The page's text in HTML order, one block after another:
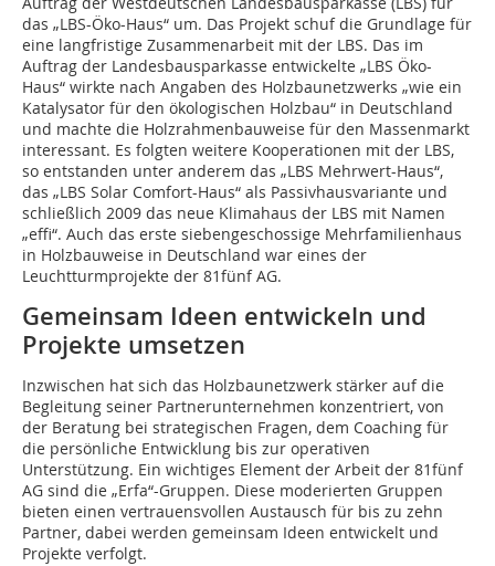
das „LBS-Öko-Haus“ um. Das Projekt schuf die Grundlage für
eine langfristige Zusammenarbeit mit der LBS. Das im
Auftrag der Landesbausparkasse entwickelte „LBS Öko-
Haus“ wirkte nach Angaben des Holzbaunetzwerks „wie ein
Katalysator für den ökologischen Holzbau“ in Deutschland
und machte die Holzrahmenbauweise für den Massenmarkt
interessant. Es folgten weitere Kooperationen mit der LBS,
so entstanden unter anderem das „LBS Mehrwert-Haus“,
das „LBS Solar Comfort-Haus“ als Passivhausvariante und
schließlich 2009 das neue Klimahaus der LBS mit Namen
„effi“. Auch das erste siebengeschossige Mehrfamilienhaus
in Holzbauweise in Deutschland war eines der
Leuchtturmprojekte der 81fünf AG.
Gemeinsam Ideen entwickeln und
Projekte umsetzen
Inzwischen hat sich das Holzbaunetzwerk stärker auf die
Begleitung seiner Partnerunternehmen konzentriert, von
der Beratung bei strategischen Fragen, dem Coaching für
die persönliche Entwicklung bis zur operativen
Unterstützung. Ein wichtiges Element der Arbeit der 81fünf
AG sind die „Erfa“-Gruppen. Diese moderierten Gruppen
bieten einen vertrauensvollen Austausch für bis zu zehn
Partner, dabei werden gemeinsam Ideen entwickelt und
Projekte verfolgt.